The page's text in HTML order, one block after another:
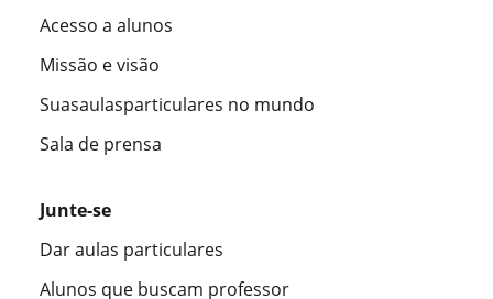
Acesso a alunos
Missão e visão
Suasaulasparticulares no mundo
Sala de prensa
Junte-se
Dar aulas particulares
Alunos que buscam professor